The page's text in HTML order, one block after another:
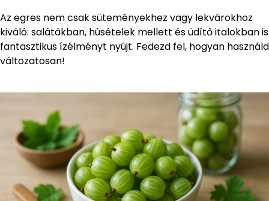
Az egres nem csak süteményekhez vagy lekvárokhoz
kiváló: salátákban, húsételek mellett és üdítő italokban is
fantasztikus ízélményt nyújt. Fedezd fel, hogyan használd
változatosan!